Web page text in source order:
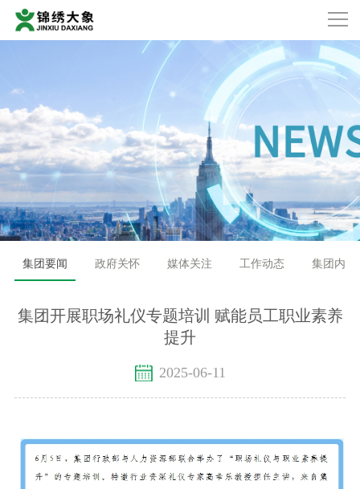
集团要闻 政府关怀 媒体关注 工作动态 集团内刊
集团开展职场礼仪专题培训 赋能员工职业素养
提升
2025-06-11